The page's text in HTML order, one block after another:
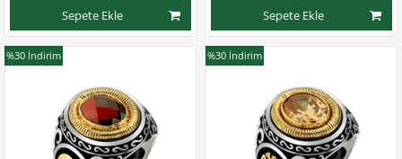
Sepete Ekle Sepete Ekle
%30 İndirim %30 İndirim